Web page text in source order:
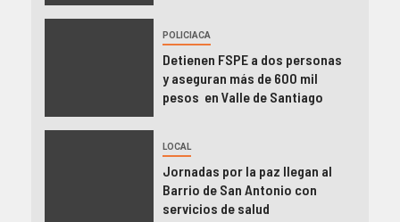
POLICIACA
Detienen FSPE a dos personas
y aseguran más de 600 mil
pesos en Valle de Santiago
LOCAL
Jornadas por la paz llegan al
Barrio de San Antonio con
servicios de salud